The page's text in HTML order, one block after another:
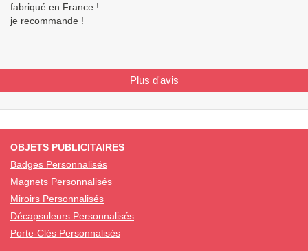
fabriqué en France !
je recommande !
Plus d'avis
OBJETS PUBLICITAIRES
Badges Personnalisés
Magnets Personnalisés
Miroirs Personnalisés
Décapsuleurs Personnalisés
Porte-Clés Personnalisés